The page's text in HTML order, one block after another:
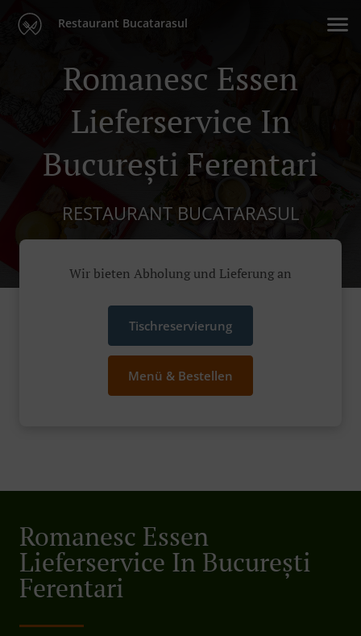
Restaurant Bucatarasul
Romanesc Essen
Lieferservice In
București Ferentari
RESTAURANT BUCATARASUL
Wir bieten Abholung und Lieferung an
Tischreservierung
Menü & Bestellen
Romanesc Essen
Lieferservice In București
Ferentari